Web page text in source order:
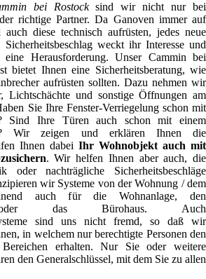
bei Rostocksind wir nicht nur bei
richtige Partner. Da Ganoven immer auf
diese technisch aufrüsten, jedes neue
weckt ihr Interesse und
Herausforderung. Unser Cammin bei
bietet Ihnen eine Sicherheitsberatung, wie
aufrüsten sollten. Dazu nehmen wir
Lichtschächte und sonstige Öffnungen am
Sie Ihre Fenster-Verriegelung schon mit
Sind Ihre Türen auch schon mit einem
Wir zeigen und erklären Ihnen die
Ihnen dabei Ihr Wohnobjekt auch mit
. Wir helfen Ihnen aber auch, die
oder nachträgliche Sicherheitsbeschläge
wir Systeme von der Wohnung / dem
auch für die Wohnanlage, den
oder das Bürohaus. Auch
sind uns nicht fremd, so daß wir
in welchem nur berechtigte Personen den
erhalten. Nur Sie oder weitere
den Generalschlüssel, mit dem Sie zu allen